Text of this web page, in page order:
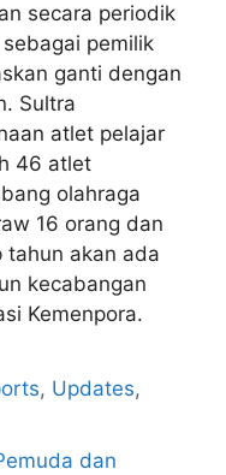
secara periodik
pemilik
ganti dengan
Sultra
atlet pelajar
46 atlet
olahraga
16 orang dan
tahun akan ada
kecabangan
Kemenpora.
, Updates,
dan